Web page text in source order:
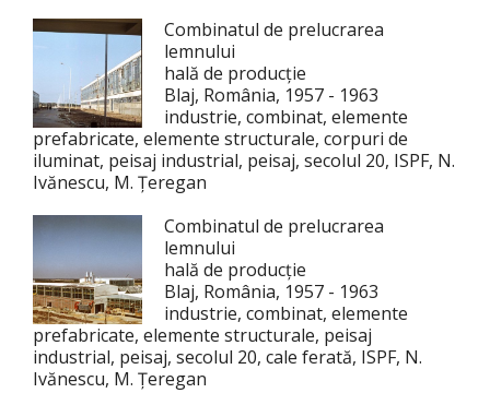
Combinatul de prelucrarea
lemnului
hală de producție
Blaj, România, 1957 - 1963
industrie, combinat, elemente
prefabricate, elemente structurale, corpuri de
iluminat, peisaj industrial, peisaj, secolul 20, ISPF, N.
Ivănescu, M. Țeregan
Combinatul de prelucrarea
lemnului
hală de producție
Blaj, România, 1957 - 1963
industrie, combinat, elemente
prefabricate, elemente structurale, peisaj
industrial, peisaj, secolul 20, cale ferată, ISPF, N.
Ivănescu, M. Țeregan